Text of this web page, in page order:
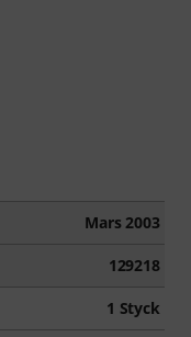
Mars 2003
129218
1 Styck